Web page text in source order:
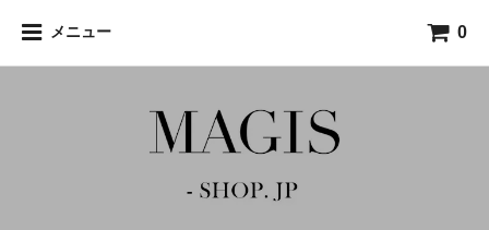
メニュー 0